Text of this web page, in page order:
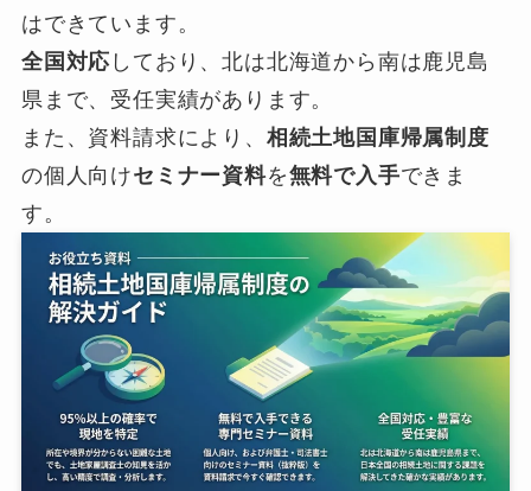
はできています。
全国対応 しており、北は北海道から南は鹿児島
県まで、受任実績があります。
また、資料請求により、 相続土地国庫帰属制度
の個人向けセミナー資料を無料で入手できま
す。